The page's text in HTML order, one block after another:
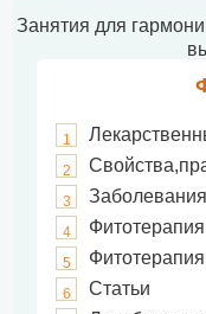
Занятия для
1
2
3
4
5
6 Статьи